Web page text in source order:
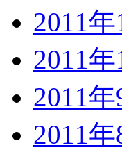
2011年
2011年
2011年
2011年